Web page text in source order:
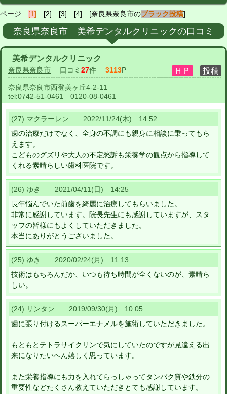
ページ [1] [2] [3] [4] [奈良県奈良市のブラック投稿]
奈良県奈良市 美希デンタルクリニックの口コミ
美希デンタルクリニック
奈良県奈良市 口コミ 27件 3113P
奈良県奈良市西登美ヶ丘4-2-11
tel:0742-51-0461 0120-08-0461
(27) マクラーレン 2022/11/24(木) 14:52
歯の治療だけでなく、全身の不調にも親身に相談に乗ってもら
えます。
こどものグズリや大人の不定愁訴も栄養学の観点から指導して
くれる素晴らしい歯科医院です。
(26) ゆき 2021/04/11(日) 14:25
長年悩んでいた前歯を綺麗に治療してもらいました。
非常に感謝しています。院長先生にも感謝していますが、スタ
ッフの皆様にもよくしていただきました。
本当にありがとうございました。
(25) ゆき 2020/02/24(月) 11:13
技術はもちろんだか、いつも待ち時間が全くないのが、素晴ら
しい。
(24) リンタン 2019/09/30(月) 10:05
歯に張り付けるスーパーエナメルを施術していただきました。
もともとテトラサイクリンで気にしていたのですが見違える出
来になりたいへん嬉しく思っています。
また栄養指導にも力を入れてらっしゃってタンパク質や鉄分の
重要性などたくさん教えていただきとても感謝しています。